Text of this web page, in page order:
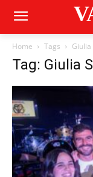
Home Tags Giulia
Tag: Giulia